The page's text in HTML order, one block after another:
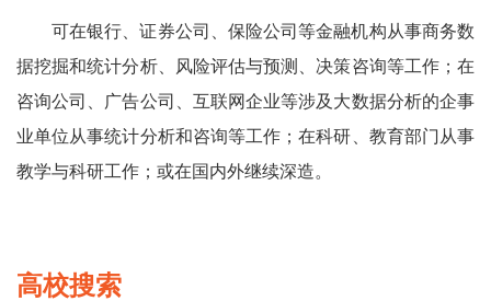
可在银行、证券公司、保险公司等金融机构从事商务数
据挖掘和统计分析、风险评估与预测、决策咨询等工作；在
咨询公司、广告公司、互联网企业等涉及大数据分析的企事
业单位从事统计分析和咨询等工作；在科研、教育部门从事
教学与科研工作；或在国内外继续深造。
高校搜索